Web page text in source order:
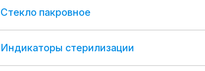
Стекло пакровное
Индикаторы стерилизации